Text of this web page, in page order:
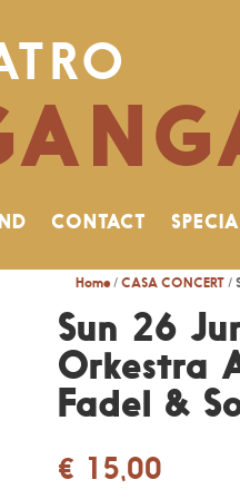
CONTACT
Home/ CASA CONCERT/
Sun 26
Orkestra
Fadel &
€ 15,00